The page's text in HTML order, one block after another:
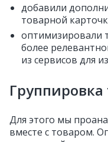
добавили
товарной
оптимизировали
более
из сервисов для
Группировка
Для этого мы
вместе с товаром.